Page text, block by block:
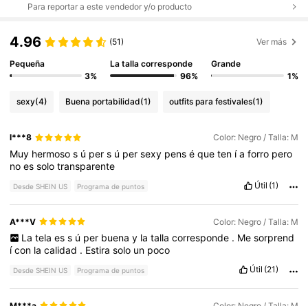
Para reportar a este vendedor y/o producto
4.96 (51) Ver más
Pequeña
3%
La talla corresponde
96%
Grande
1%
sexy(4) Buena portabilidad(1) outfits para festivales(1)
l***8 Color: Negro / Talla: M
Muy hermosos ú pers ú persexy penséqueten íaforro pero
noessolotransparente
Desde SHEIN US Programa de puntos Útil (1)
A***V Color: Negro / Talla: M
La tela es s ú per buena y la talla corresponde . Me sorprend
ícon lacalidad . Estirasolo un poco
Desde SHEIN US Programa de puntos Útil (21)